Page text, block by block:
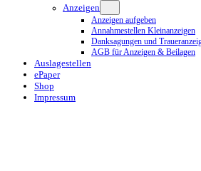
Anzeigen
Anzeigen aufgeben
Annahmestellen Kleinanzeigen
Danksagungen und
AGB für Anzeigen & Beilagen
Auslagestellen
ePaper
Shop
Impressum